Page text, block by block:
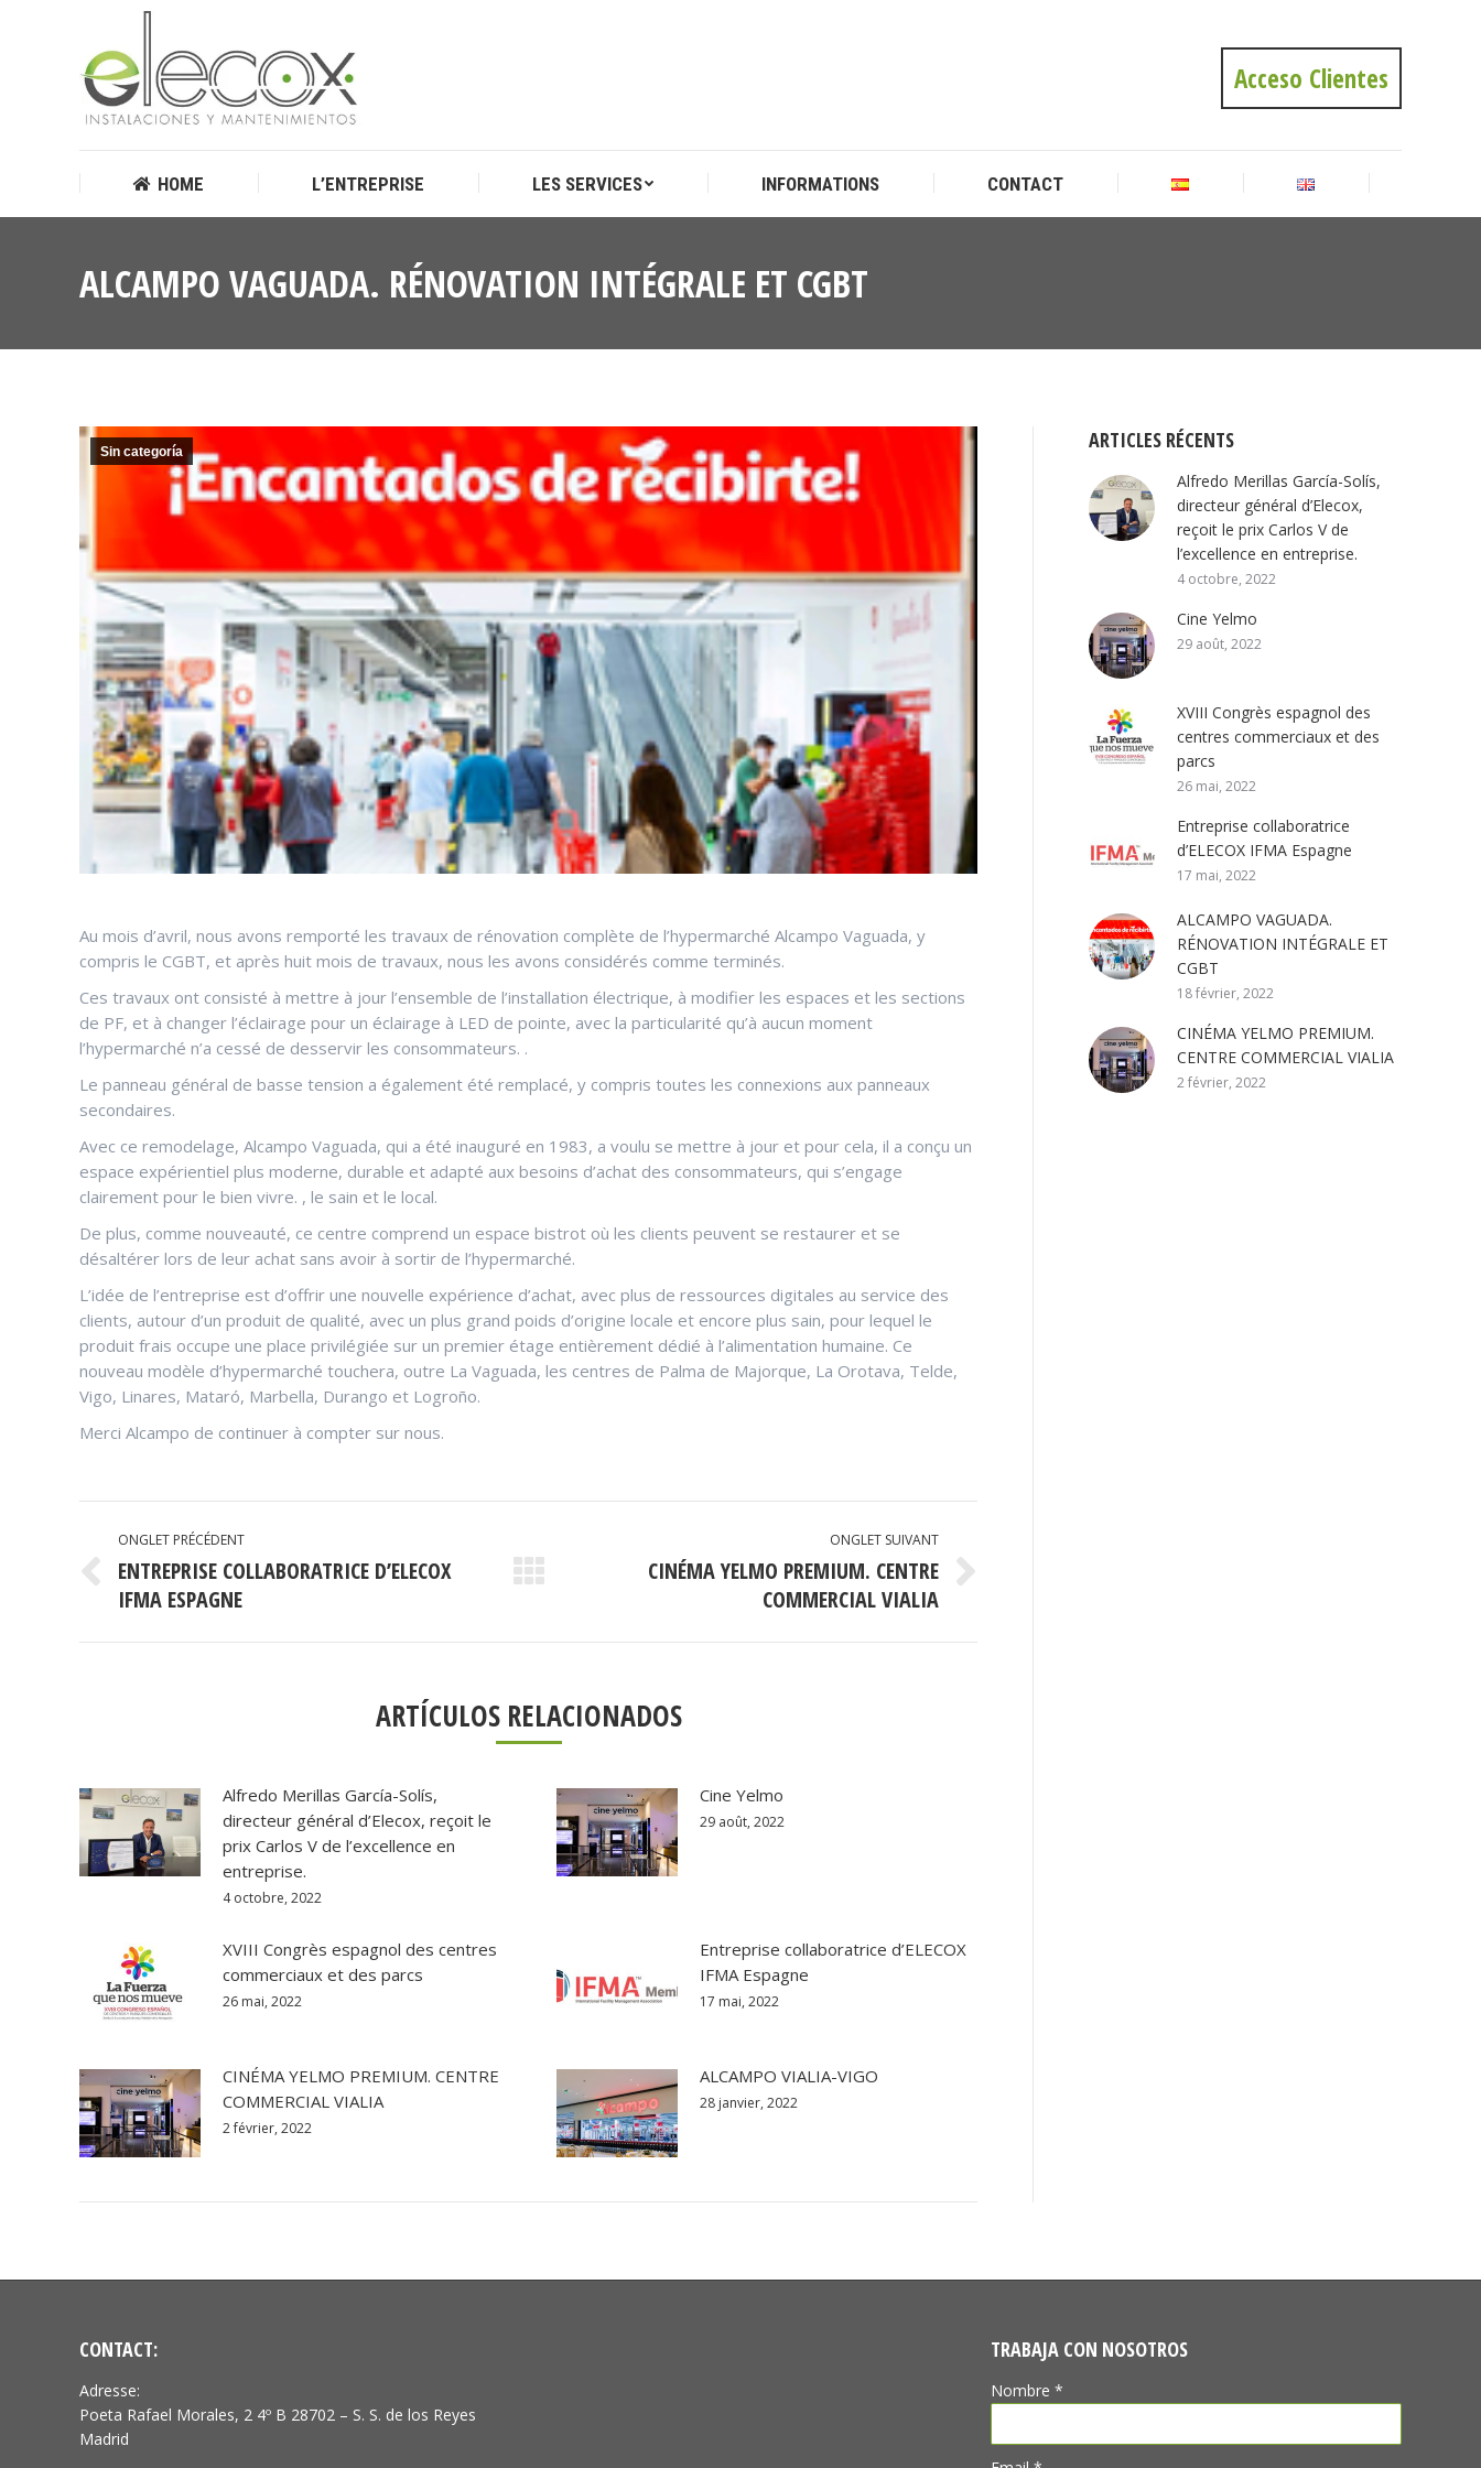
Acceso Clientes
HOME L’ENTREPRISE LES SERVICES INFORMATIONS CONTACT
ALCAMPO VAGUADA. RÉNOVATION INTÉGRALE ET CGBT
:
Sin categoría
Au mois d’avril, nous avons remporté les travaux de rénovation complète de l’hypermarché Alcampo Vaguada, y
compris le CGBT, et après huit mois de travaux, nous les avons considérés comme terminés.
Ces travaux ont consisté à mettre à jour l’ensemble de l’installation électrique, à modifier les espaces et les sections
de PF, et à changer l’éclairage pour un éclairage à LED de pointe, avec la particularité qu’à aucun moment
l’hypermarché n’a cessé de desservir les consommateurs. .
Le panneau général de basse tension a également été remplacé, y compris toutes les connexions aux panneaux
secondaires.
Avec ce remodelage, Alcampo Vaguada, qui a été inauguré en 1983, a voulu se mettre à jour et pour cela, il a conçu un
espace expérientiel plus moderne, durable et adapté aux besoins d’achat des consommateurs, qui s’engage
clairement pour le bien vivre. , le sain et le local.
De plus, comme nouveauté, ce centre comprend un espace bistrot où les clients peuvent se restaurer et se
désaltérer lors de leur achat sans avoir à sortir de l’hypermarché.
L’idée de l’entreprise est d’offrir une nouvelle expérience d’achat, avec plus de ressources digitales au service des
clients, autour d’un produit de qualité, avec un plus grand poids d’origine locale et encore plus sain, pour lequel le
produit frais occupe une place privilégiée sur un premier étage entièrement dédié à l’alimentation humaine. Ce
nouveau modèle d’hypermarché touchera, outre La Vaguada, les centres de Palma de Majorque, La Orotava, Telde,
Vigo, Linares, Mataró, Marbella, Durango et Logroño.
Merci Alcampo de continuer à compter sur nous.
NAVIGATION
DE
COMMENTAIRE
ONGLET PRÉCÉDENT
Onglet
précédent
ENTREPRISE COLLABORATRICE D’ELECOX
IFMA ESPAGNE
ONGLET SUIVANT
CINÉMA YELMO PREMIUM. CENTRE
COMMERCIAL VIALIA
ARTÍCULOS RELACIONADOS
Alfredo Merillas García-Solís,
directeur général d’Elecox, reçoit le
prix Carlos V de l’excellence en
entreprise.
4 octobre, 2022
Cine Yelmo
29 août, 2022
XVIII Congrès espagnol des centres
commerciaux et des parcs
26 mai, 2022
Entreprise collaboratrice d’ELECOX
IFMA Espagne
17 mai, 2022
CINÉMA YELMO PREMIUM. CENTRE
COMMERCIAL VIALIA
2 février, 2022
ALCAMPO VIALIA-VIGO
28 janvier, 2022
ARTICLES RÉCENTS
Alfredo Merillas García-Solís,
directeur général d’Elecox,
reçoit le prix Carlos V de
l’excellence en entreprise.
4 octobre, 2022
Cine Yelmo
29 août, 2022
XVIII Congrès espagnol des
centres commerciaux et des
parcs
26 mai, 2022
Entreprise collaboratrice
d’ELECOX IFMA Espagne
17 mai, 2022
ALCAMPO VAGUADA.
RÉNOVATION INTÉGRALE ET
CGBT
18 février, 2022
CINÉMA YELMO PREMIUM.
CENTRE COMMERCIAL VIALIA
2 février, 2022
CONTACT:
Adresse:
Poeta Rafael Morales, 2 4º B 28702 – S. S. de los Reyes
Madrid
TRABAJA CON NOSOTROS
Nombre *